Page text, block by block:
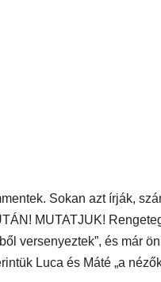
Sokan azt írják,
MUTATJUK!
versenyeztek”, és már
Luca és Máté „a